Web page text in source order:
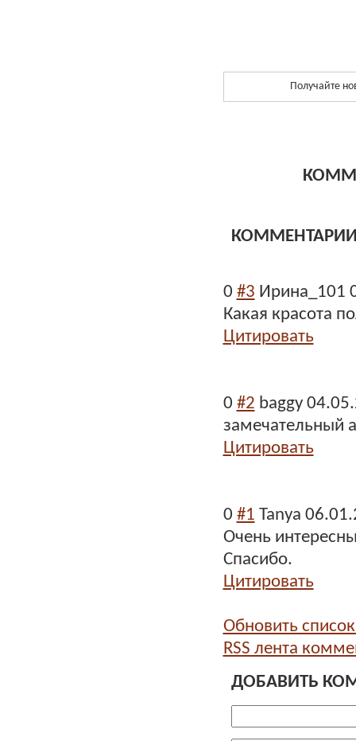
Получайте
0 #3 Ирина_101
Какая красота
Цитировать
0 #2 baggy
замечательный
Цитировать
0 #1 Tanya
Очень
Спасибо.
Цитировать
Обновить
RSS лента
ДОБАВИТЬ